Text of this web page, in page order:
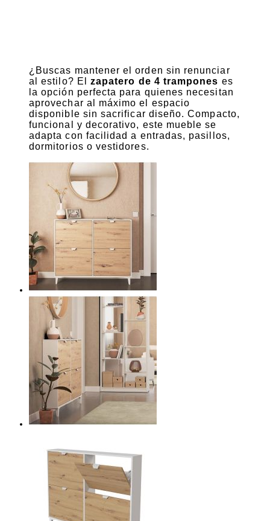
¿Buscas mantener el orden sin renunciar
al estilo? El zapatero de 4 trampones es
la opción perfecta para quienes necesitan
aprovechar al máximo el espacio
disponible sin sacrificar diseño. Compacto,
funcional y decorativo, este mueble se
adapta con facilidad a entradas, pasillos,
dormitorios o vestidores.